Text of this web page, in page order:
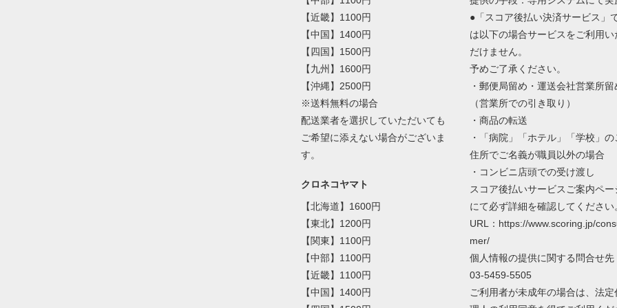
【近畿】1100円
【中国】1400円
【四国】1500円
【九州】1600円
【沖縄】2500円
※送料無料の場合
配送業者を選択していただいても
ご希望に添えない場合がございま
す。
クロネコヤマト
【北海道】1600円
【東北】1200円
【関東】1100円
【中部】1100円
【近畿】1100円
【中国】1400円
●「スコア後払い決済サービス」
は以下の場合サービスをご利用い
だけません。
予めご了承ください。
・郵便局留め・運送会社営業所留
（営業所での引き取り）
・商品の転送
・「病院」「ホテル」「学校」の
住所でご名義が職員以外の場合
・コンビニ店頭での受け渡し
スコア後払いサービスご案内ペー
にて必ず詳細を確認してください
URL：https://www.scoring.jp/
mer/
個人情報の提供に関する問合せ先
03-5459-5505
ご利用者が未成年の場合は、法定